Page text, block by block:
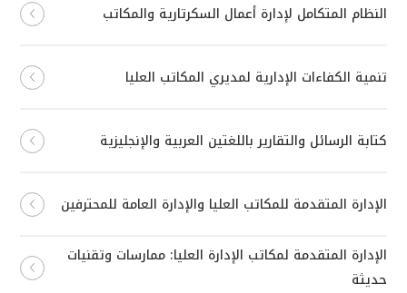
النظام المتكامل لإدارة أعمال السكرتارية والمكاتب
تنمية الكفاءات الإدارية لمديري المكاتب العليا
كتابة الرسائل والتقارير باللغتين العربية والإنجليزية
الإدارة المتقدمة للمكاتب العليا والإدارة العامة للمحترفين
الإدارة المتقدمة لمكاتب الإدارة العليا: ممارسات وتقنيات
حديثة